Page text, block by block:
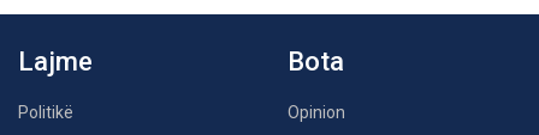
Lajme
Politikë
Bota
Opinion